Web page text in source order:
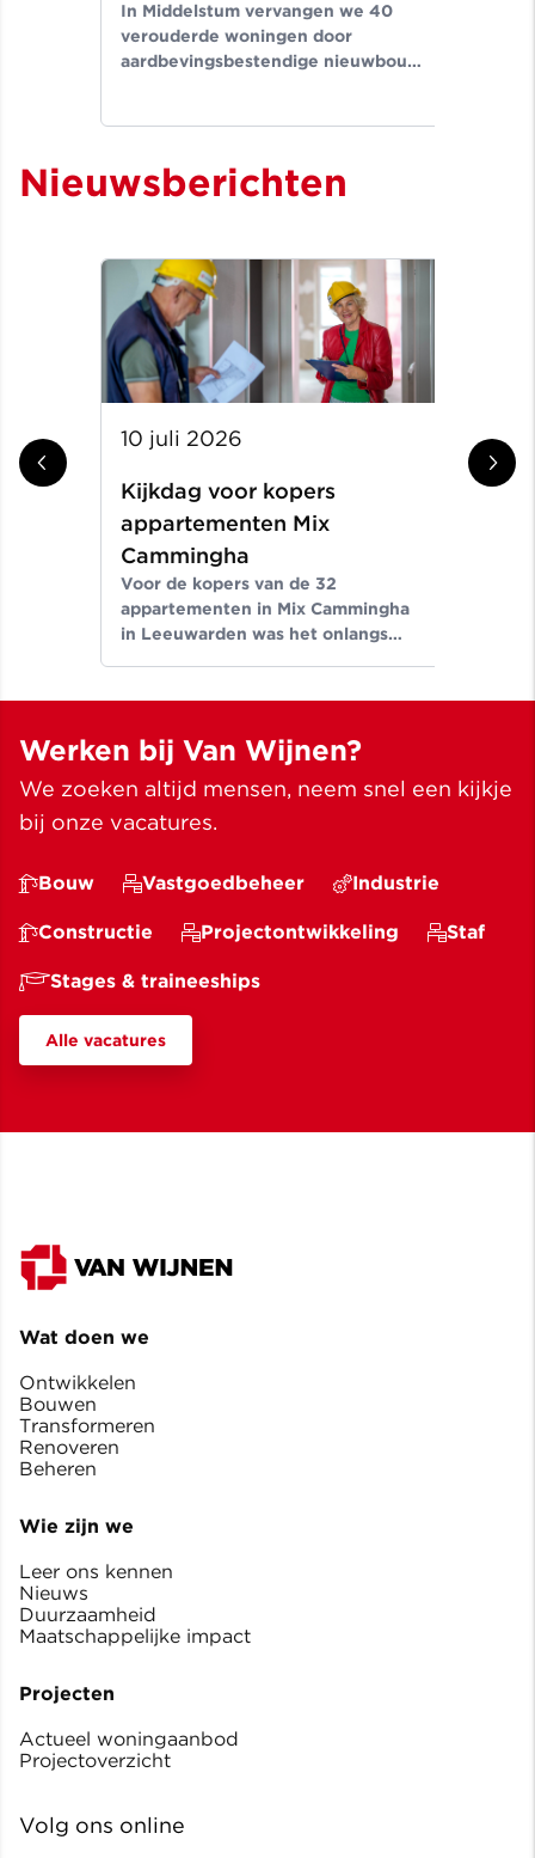
In Middelstum vervangen we 40
verouderde woningen door
aardbevingsbestendige nieuwbouw
gekozen voor volledige vervanging.
Nieuwsberichten
10 juli 2026
Kijkdag voor kopers
appartementen Mix
Cammingha
Voor de kopers van de 32
appartementen in Mix Cammingha
in Leeuwarden was het onlangs
woning van binnen te bekijken. Ook
werd de naam van het
appartementencomplex officieel
onthuld: Hillamastate.
11
Werken bij Van Wijnen?
We zoeken altijd mensen, neem snel een kijkje
bij onze vacatures.
Bouw Vastgoedbeheer Industrie
Constructie Projectontwikkeling Staf
Stages & traineeships
Alle vacatures
Wat doen we
Ontwikkelen
Bouwen
Transformeren
Renoveren
Beheren
Wie zijn we
Leer ons kennen
Nieuws
Duurzaamheid
Maatschappelijke impact
Projecten
Actueel woningaanbod
Projectoverzicht
Volg ons online